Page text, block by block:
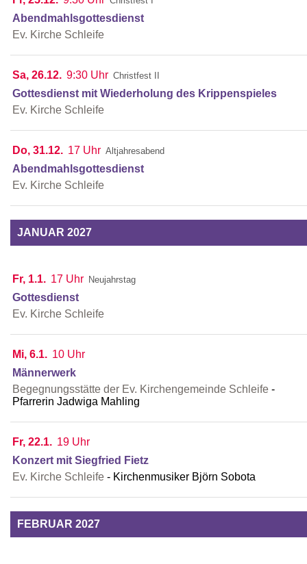
Abendmahlsgottesdienst
Ev. Kirche Schleife
Sa, 26.12. 9:30 Uhr Christfest II
Gottesdienst mit Wiederholung des Krippenspieles
Ev. Kirche Schleife
Do, 31.12. 17 Uhr Altjahresabend
Abendmahlsgottesdienst
Ev. Kirche Schleife
JANUAR 2027
Fr, 1.1. 17 Uhr Neujahrstag
Gottesdienst
Ev. Kirche Schleife
Mi, 6.1. 10 Uhr
Männerwerk
Begegnungsstätte der Ev. Kirchengemeinde Schleife
Pfarrerin Jadwiga Mahling
Fr, 22.1. 19 Uhr
Konzert mit Siegfried Fietz
Ev. Kirche Schleife
Kirchenmusiker Björn Sobota
FEBRUAR 2027